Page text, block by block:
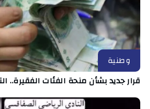
وطنية
قرار جديد بشأن منحة الفئات الفقيرة..